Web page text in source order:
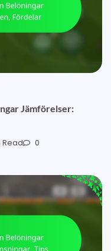
Jämförelser:
Read 0